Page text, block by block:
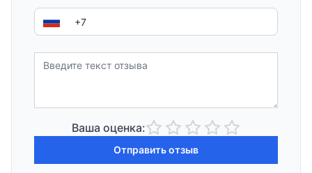
Ваша оценка:
Отправить отзыв